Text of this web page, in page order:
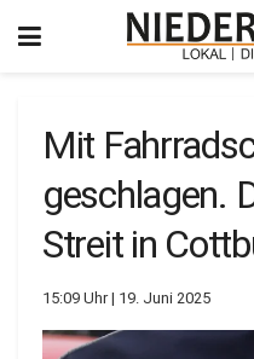
Mit
geschlagen.
Streit in
15:09 Uhr | 19. Juni 2025